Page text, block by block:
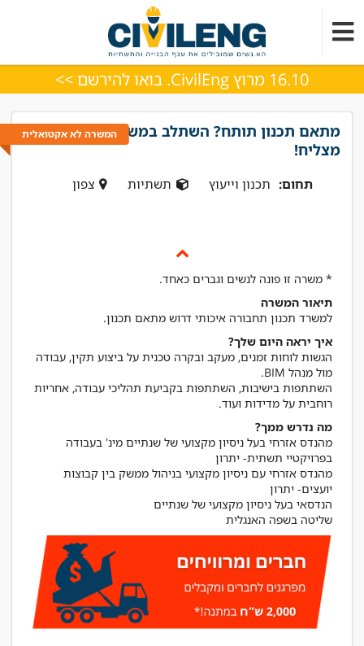
16.10 מרוץ CivilEng. בואו להירשם >>
המשרה לא אקטואליתמתאם תכנון תותח? השתלב במשרד תכנון
מצליח!
תחום: תכנון וייעוץ תשתיות צפון
* משרה זו פונה לנשים וגברים כאחד.
תיאור המשרה
למשרד תכנון תחבורה איכותי דרוש מתאם תכנון.
איך יראה היום שלך?
הגשות לוחות זמנים, מעקב ובקרה טכנית על ביצוע תקין, עבודה
השתתפות בישיבות, השתתפות בקביעת תהליכי עבודה, אחריות
רוחבית על מדידות ועוד.
מה נדרש ממך?
מהנדס אזרחי בעל ניסיון מקצועי של שנתיים מינ' בעבודה
מהנדס אזרחי עם ניסיון מקצועי בניהול ממשק בין קבוצות
שליטה בשפה האנגלית